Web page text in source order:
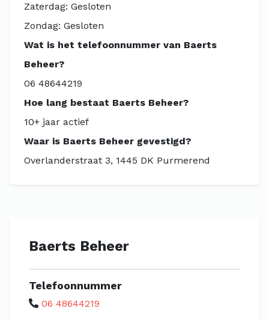
Zaterdag: Gesloten
Zondag: Gesloten
Wat is het telefoonnummer van Baerts
Beheer?
06 48644219
Hoe lang bestaat Baerts Beheer?
10+ jaar actief
Waar is Baerts Beheer gevestigd?
Overlanderstraat 3, 1445 DK Purmerend
Baerts Beheer
Telefoonnummer
06 48644219